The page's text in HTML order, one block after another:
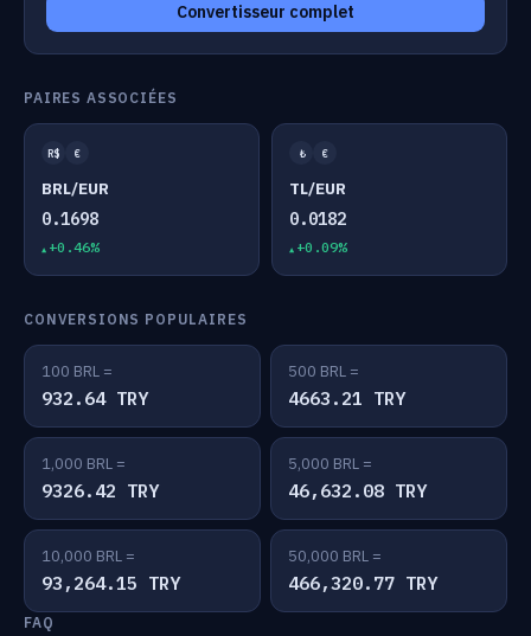
Convertisseur complet
PAIRES ASSOCIÉES
R$ €
BRL/EUR
0.1698
+0.46%
₺ €
TL/EUR
0.0182
+0.09%
CONVERSIONS POPULAIRES
100 BRL =
932.64 TRY
500 BRL =
4663.21 TRY
1,000 BRL =
9326.42 TRY
5,000 BRL =
46,632.08 TRY
10,000 BRL =
93,264.15 TRY
50,000 BRL =
466,320.77 TRY
FAQ